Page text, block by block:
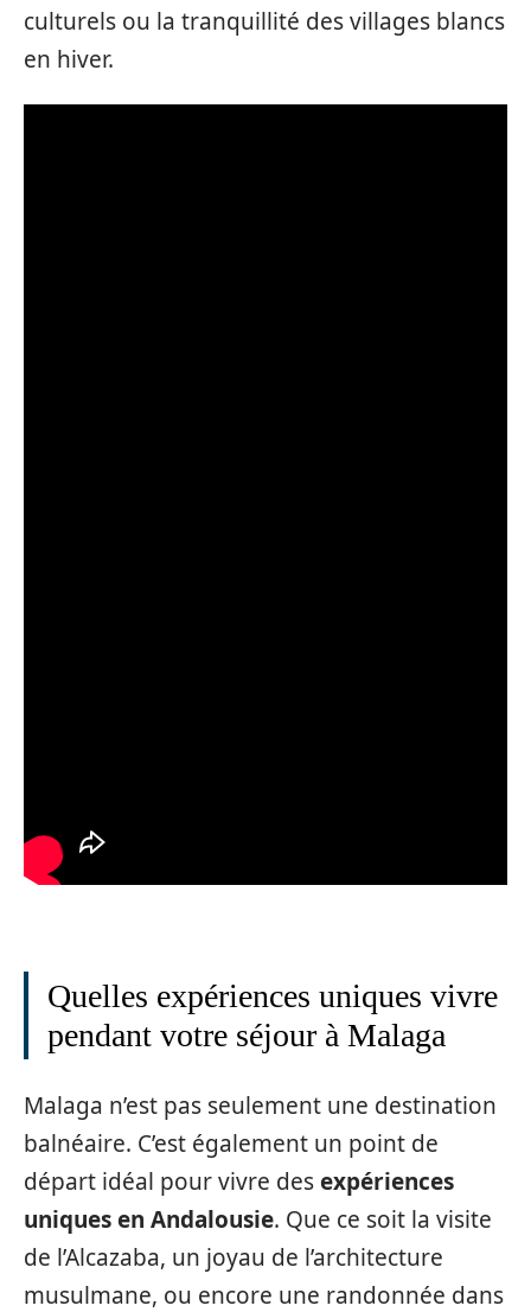
culturels ou la tranquillité des villages blancs
en hiver.
Quelles expériences uniques vivre
pendant votre séjour à Malaga
Malaga n’est pas seulement une destination
balnéaire. C’est également un point de
départ idéal pour vivre desexpériences
uniques en Andalousie. Que ce soit la visite
de l’Alcazaba, un joyau de l’architecture
musulmane, ou encore une randonnée dans